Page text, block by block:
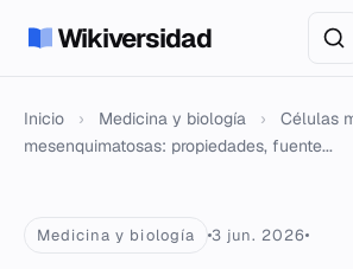
Wikiversidad
Inicio › Medicina y biología ›
Células
mesenquimatosas: propiedades, fuente...
Medicina y biología 3 jun. 2026